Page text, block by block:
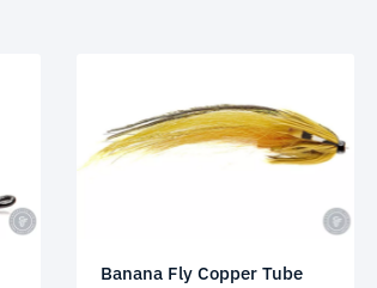
Banana Fly Copper Tube